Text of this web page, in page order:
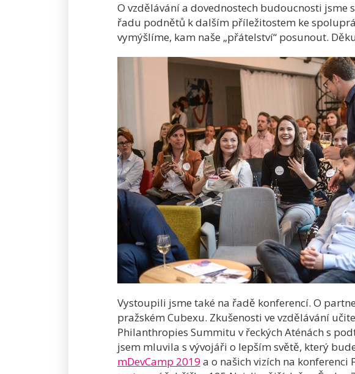
O vzdělávání a dovednostech budoucnosti
řadu podnětů k dalším příležitostem ke
vymýšlíme, kam naše „přátelství“ posunout.
Vystoupili jsme také na řadě konferencí. O
pražském Cubexu. Zkušenosti ve vzdělávání
Philanthropies Summitu v řeckých Aténách s
jsem mluvila s vývojáři o lepším světě, který
mDevCamp 2019 a o našich vizích na